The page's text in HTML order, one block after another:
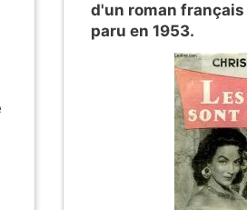
d'un roman
paru en 1953.